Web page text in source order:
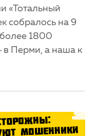
«Тотальный
собралось на 9
1800
Перми, а наша к